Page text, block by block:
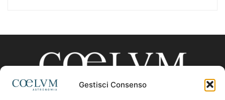
Gestisci Consenso